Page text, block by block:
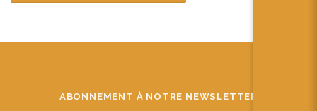
ABONNEMENT À NOTRE NEWSLETTER